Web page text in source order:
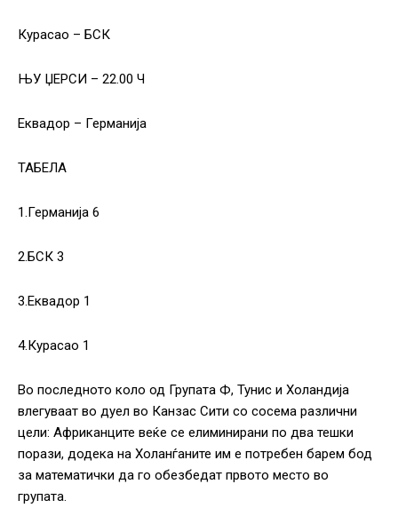
Курасао – БСК
ЊУ ЏЕРСИ – 22.00 Ч
Еквадор – Германија
ТАБЕЛА
1.Германија 6
2.БСК 3
3.Еквадор 1
4.Курасао 1
Во последното коло од Групата Ф, Тунис и Холандија
влегуваат во дуел во Канзас Сити со сосема различни
цели: Африканците веќе се елиминирани по два тешки
порази, додека на Холанѓаните им е потребен барем бод
за математички да го обезбедат првото место во
групата.